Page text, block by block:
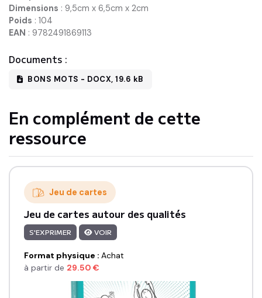
Dimensions : 9,5cm x 6,5cm x 2cm
Poids : 104
EAN : 9782491869113
Documents :
BONS MOTS - DOCX,19.6 kB
En complément de cette
ressource
Jeu de cartes
Jeu de cartes autour des qualités
S'EXPRIMER VOIR
Format physique : Achat
à partir de 29.50 €